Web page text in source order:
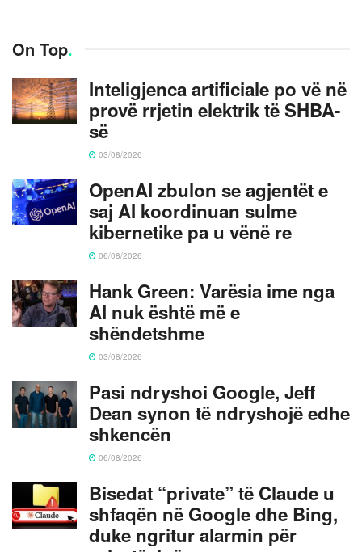
On Top.
Inteligjenca artificiale po vë në
provë rrjetin elektrik të SHBA-
së
03/08/2026
OpenAI zbulon se agjentët e
saj AI koordinuan sulme
kibernetike pa u vënë re
06/08/2026
Hank Green: Varësia ime nga
AI nuk është më e
shëndetshme
03/08/2026
Pasi ndryshoi Google, Jeff
Dean synon të ndryshojë edhe
shkencën
06/08/2026
Bisedat “private” të Claude u
shfaqën në Google dhe Bing,
duke ngritur alarmin për